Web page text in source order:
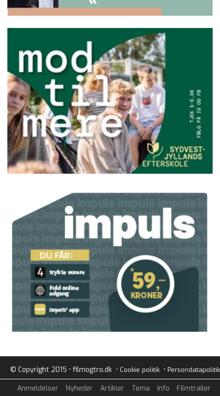
© Copyright 2015 • filmogtro.dk • Cookie politik• Persondatapolitik
Anmeldelser Nyheder Artikler Tema Info Filmtrailer